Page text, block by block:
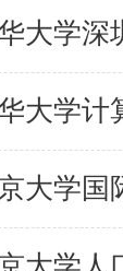
大学
大学